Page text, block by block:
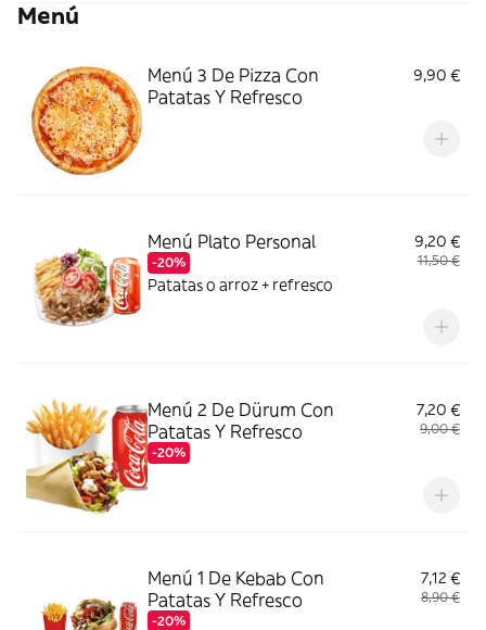
Menú
Menú 3 De Pizza Con
Patatas Y Refresco
9,90 €
Menú Plato Personal
-20%
9,20 €
11,50 €
Patatas o arroz + refresco
Menú 2 De Dürum Con
Patatas Y Refresco
-20%
7,20 €
9,00 €
Menú 1 De Kebab Con
Patatas Y Refresco
-20%
7,12 €
8,90 €